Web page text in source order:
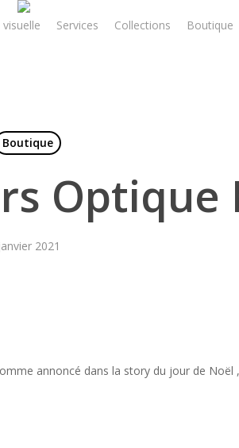
visuelle Services Collections Boutique
Boutique
Optique
2021
annoncé dans la story du jour de Noël